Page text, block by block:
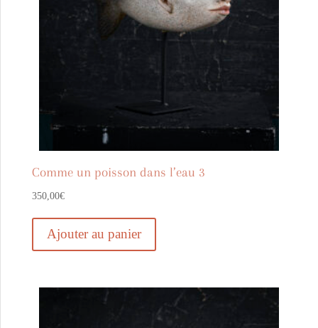
Comme un poisson dans l’eau 3
350,00€
Ajouter au panier